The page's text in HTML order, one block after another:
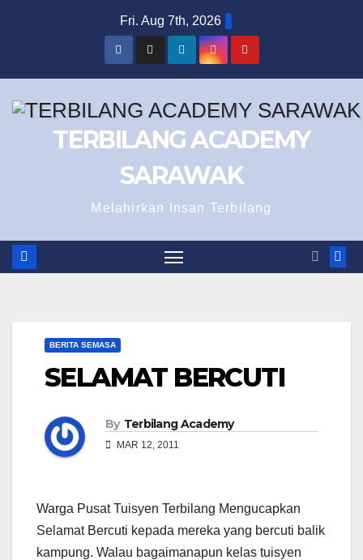
Fri. Aug 7th, 2026
TERBILANG ACADEMY
SARAWAK
Melahirkan Insan Terbilang
BERITA SEMASA
SELAMAT BERCUTI
By Terbilang Academy
MAR 12, 2011
Warga Pusat Tuisyen Terbilang Mengucapkan
Selamat Bercuti kepada mereka yang bercuti balik
kampung. Walau bagaimanapun kelas tuisyen